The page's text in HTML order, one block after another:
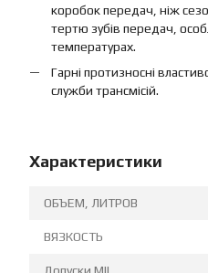
коробок передач, ніж
тертю зубів передач,
температурах.
Гарні протизносні
служби трансмісій.
Характеристики
ОБЪЕМ, ЛИТРОВ
ВЯЗКОСТЬ
Допуски MIL